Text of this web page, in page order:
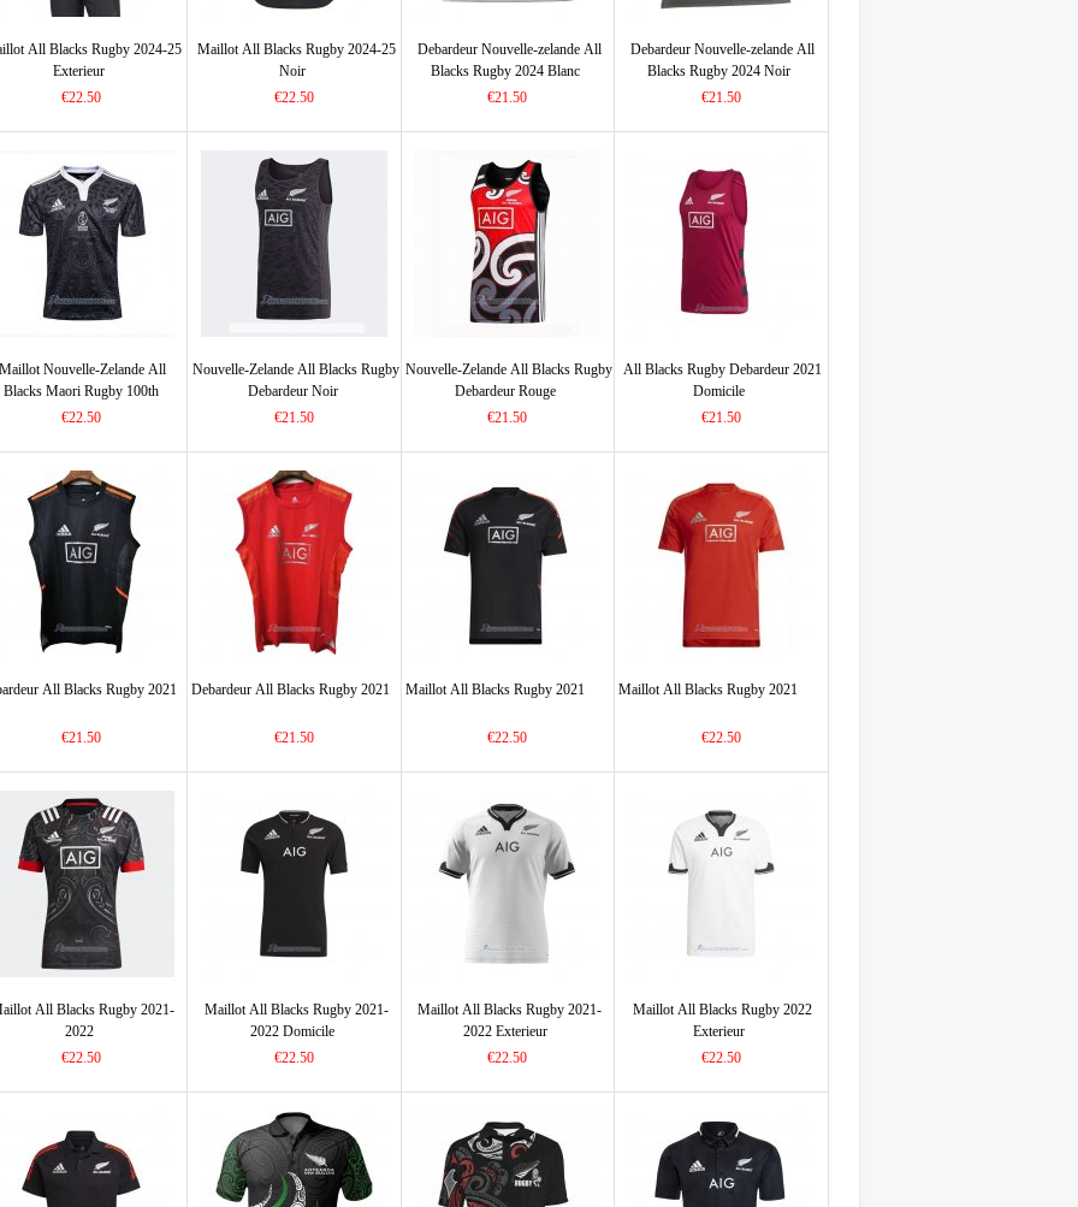
All Blacks Rugby 2024-25
Exterieur
€22.50
Maillot All Blacks Rugby 2024-25
Noir
€22.50
Debardeur Nouvelle-zelande All
Blacks Rugby 2024 Blanc
€21.50
Debardeur Nouvelle-zelande All
Blacks Rugby 2024 Noir
€21.50
Maillot Nouvelle-Zelande All
Blacks Maori Rugby 100th
Commemorative
€22.50
Nouvelle-Zelande All Blacks Rugby
Debardeur Noir
€21.50
Nouvelle-Zelande All Blacks Rugby
Debardeur Rouge
€21.50
All Blacks Rugby Debardeur 2021
Domicile
€21.50
All Blacks Rugby 2021
€21.50
Debardeur All Blacks Rugby 2021
€21.50
Maillot All Blacks Rugby 2021
€22.50
Maillot All Blacks Rugby 2021
€22.50
All Blacks Rugby 2021-
2022
€22.50
Maillot All Blacks Rugby 2021-
2022 Domicile
€22.50
Maillot All Blacks Rugby 2021-
2022 Exterieur
€22.50
Maillot All Blacks Rugby 2022
Exterieur
€22.50